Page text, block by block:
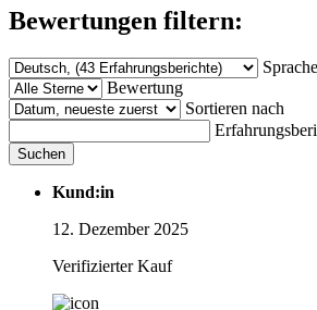
Bewertungen filtern:
Bewertung
Sortieren nach
Suchen
Kund:in
12. Dezember 2025
Verifizierter Kauf